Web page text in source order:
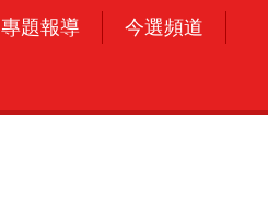
專題報導 今選頻道